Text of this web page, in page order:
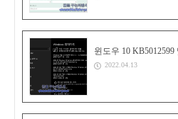
윈도우 10
2022.04.13